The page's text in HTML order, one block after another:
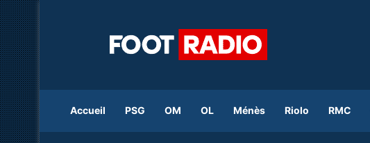
Accueil PSG OM OL Ménès Riolo RMC